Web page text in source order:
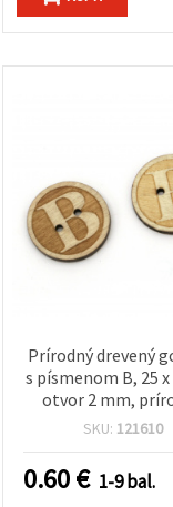
Prírodný drevený
s písmenom B, 25
otvor 2 mm,
farba - 10 ks
SKU: 121610
0.60€ 1-9 bal.